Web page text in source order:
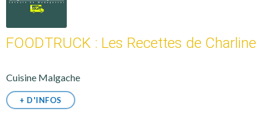
FOODTRUCK : Les Recettes de Charline
Cuisine Malgache
+ D'INFOS